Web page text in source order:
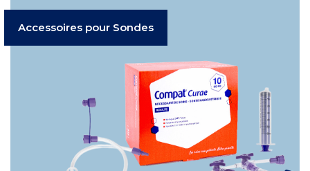
Accessoires pour Sondes